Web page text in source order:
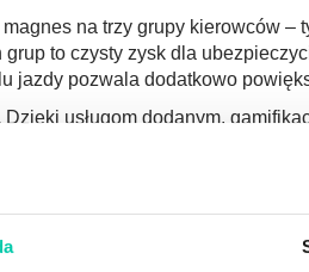
na trzy grupy kierowców
to czysty zysk dla
jazdy pozwala dodatkowo
Dzięki usługom dodanym,
z marką ubezpieczyciela.
użytkowaniu działają w
bezpiecznego i wygodnego
scoringu przed zakupem